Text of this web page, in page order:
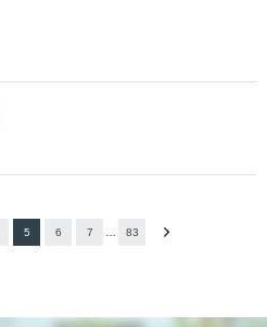
5 6 7 83